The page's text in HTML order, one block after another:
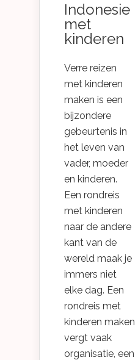
Indonesie
met
kinderen
Verre reizen
met kinderen
maken is een
bijzondere
gebeurtenis in
het leven van
vader, moeder
en kinderen.
Een rondreis
met kinderen
naar de andere
kant van de
wereld maak je
immers niet
elke dag. Een
rondreis met
kinderen maken
vergt vaak
organisatie, een